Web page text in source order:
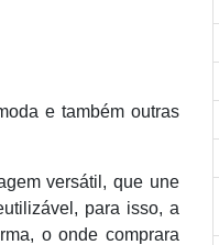
e também outras
versátil, que une
para isso, a
o onde comprara